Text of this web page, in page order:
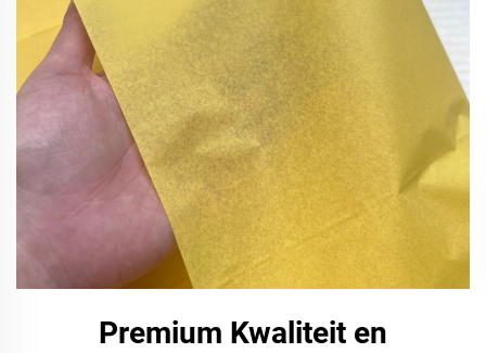
Premium Kwaliteit en